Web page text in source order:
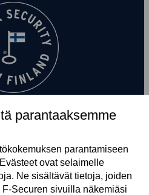
uutiskirje
parantaaksemme
parantamiseen
ovat selaimelle
Ne sisältävät tietoja, joiden
sivuilla näkemiäsi